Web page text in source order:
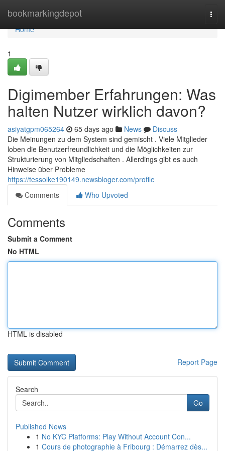
bookmarkingdepot
Home
Home
1
Digimember Erfahrungen: Was
halten Nutzer wirklich davon?
asiyatgpm065264 65 days ago News
Discuss
Die Meinungen zu dem System sind gemischt . Viele Mitglieder
loben die Benutzerfreundlichkeit und die Möglichkeiten zur
Strukturierung von Mitgliedschaften . Allerdings gibt es auch
Hinweise über Probleme
https://tessolke190149.newsbloger.com/profile
Comments
Who Upvoted
Comments
Submit a Comment
No HTML
HTML is disabled
Report Page
Search
Go
Published News
1 No KYC Platforms: Play Without Account Con...
1 Cours de photographie à Fribourg : Démarrez dès...